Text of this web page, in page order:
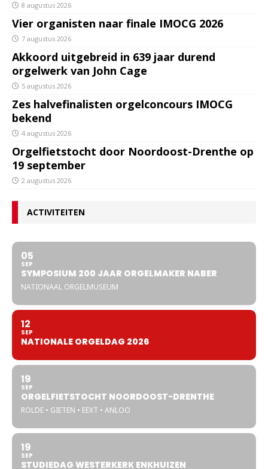
8 augustus 2026
Vier organisten naar finale IMOCG 2026
7 augustus 2026
Akkoord uitgebreid in 639 jaar durend
orgelwerk van John Cage
5 augustus 2026
Zes halvefinalisten orgelconcours IMOCG
bekend
4 augustus 2026
Orgelfietstocht door Noordoost-Drenthe op
19 september
2 augustus 2026
ACTIVITEITEN
05
SEP
SYMPOSIUM 200 JAAR ORGELMAKER NABER
NATIONAAL ORGELMUSEUM
12
SEP
NATIONALE ORGELDAG 2026
19
SEP
ORGELFIETSTOCHT NOORDOOST-DRENTHE
ROLDE • GIETEN • EEXT • ANLOO
19
SEP
STUDIEDAG WESTERKERK ENKHUIZEN